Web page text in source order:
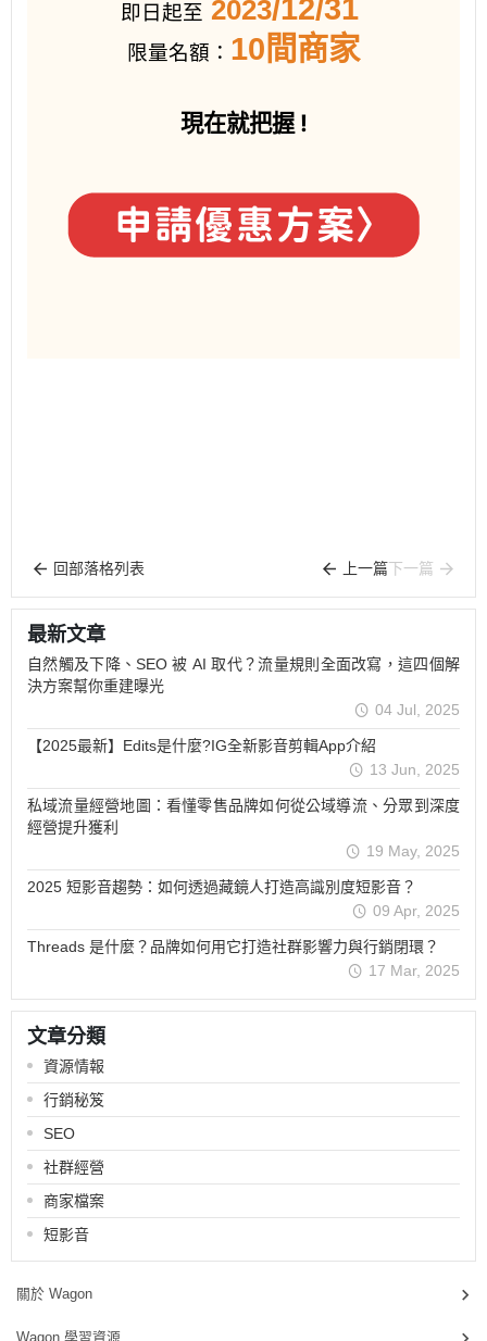
即日起至 2023/12/31
限量名額： 10間商家
現在就把握 !
回部落格列表 上一篇下一篇
最新文章
自然觸及下降、SEO 被 AI 取代？流量規則全面改寫，這四個解
決方案幫你重建曝光
04 Jul, 2025
【2025最新】Edits是什麼?IG全新影音剪輯App介紹
13 Jun, 2025
私域流量經營地圖：看懂零售品牌如何從公域導流、分眾到深度
經營提升獲利
19 May, 2025
2025 短影音趨勢：如何透過藏鏡人打造高識別度短影音？
09 Apr, 2025
Threads 是什麼？品牌如何用它打造社群影響力與行銷閉環？
17 Mar, 2025
文章分類
資源情報
行銷秘笈
SEO
社群經營
商家檔案
短影音
關於 Wagon
Wagon 學習資源